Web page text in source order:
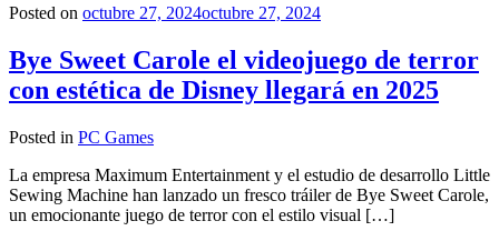
en
a
PC"
Posted on octubre 27, 2024octubre 27, 2024
Bye Sweet Carole el videojuego de terror
con estética de Disney llegará en 2025
Posted in PC Games
La empresa Maximum Entertainment y el estudio de desarrollo Little
Sewing Machine han lanzado un fresco tráiler de Bye Sweet Carole,
un emocionante juego de terror con el estilo visual […]